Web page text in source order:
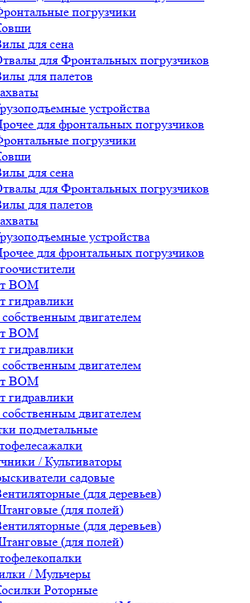
погрузчики
для сена
для Фронтальных погрузчиков
для палетов
устройства
для фронтальных погрузчиков
погрузчики
для сена
для Фронтальных погрузчиков
для палетов
устройства
для фронтальных погрузчиков
ВОМ
гидравлики
собственным двигателем
ВОМ
гидравлики
собственным двигателем
ВОМ
гидравлики
собственным двигателем
подметальные
/ Культиваторы
садовые
(для деревьев)
(для полей)
(для деревьев)
(для полей)
/ Мульчеры
Роторные